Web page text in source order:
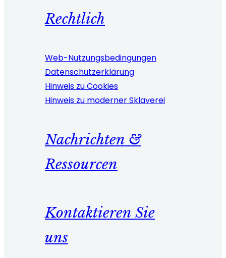
Rechtlich
Web-Nutzungsbedingungen
Datenschutzerklärung
Hinweis zu Cookies
Hinweis zu moderner Sklaverei
Nachrichten &
Ressourcen
Kontaktieren Sie
uns